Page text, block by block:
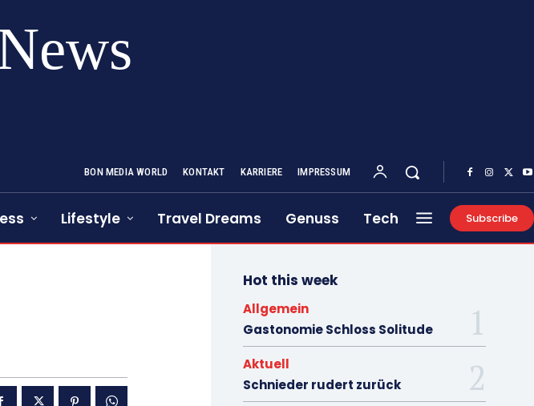
BON MEDIA WORLD KONTAKT KARRIERE IMPRESSUM
Lifestyle Travel Dreams Genuss Tech Subscribe
Hot this week
Allgemein
Gastonomie Schloss Solitude
Aktuell
Schnieder rudert zurück